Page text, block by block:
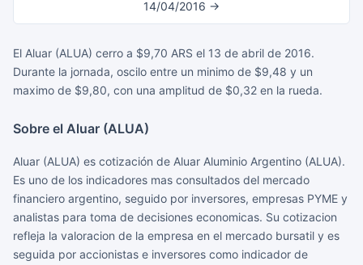
14/04/2016 →
El Aluar (ALUA) cerro a $9,70 ARS el 13 de abril de 2016.
Durante la jornada, oscilo entre un minimo de $9,48 y un
maximo de $9,80, con una amplitud de $0,32 en la rueda.
Sobre el Aluar (ALUA)
Aluar (ALUA) es cotización de Aluar Aluminio Argentino (ALUA).
Es uno de los indicadores mas consultados del mercado
financiero argentino, seguido por inversores, empresas PYME y
analistas para toma de decisiones economicas. Su cotizacion
refleja la valoracion de la empresa en el mercado bursatil y es
seguida por accionistas e inversores como indicador de